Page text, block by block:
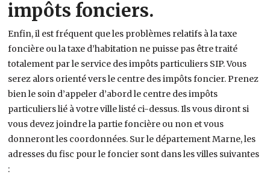
impôts fonciers.
Enfin, il est fréquent que les problèmes relatifs à la taxe
foncière ou la taxe d’habitation ne puisse pas être traité
totalement par le service des impôts particuliers SIP. Vous
serez alors orienté vers le centre des impôts foncier. Prenez
bien le soin d’appeler d’abord le centre des impôts
particuliers lié à votre ville listé ci-dessus. Ils vous diront si
vous devez joindre la partie foncière ou non et vous
donneront les coordonnées. Sur le département Marne, les
adresses du fisc pour le foncier sont dans les villes suivantes
: